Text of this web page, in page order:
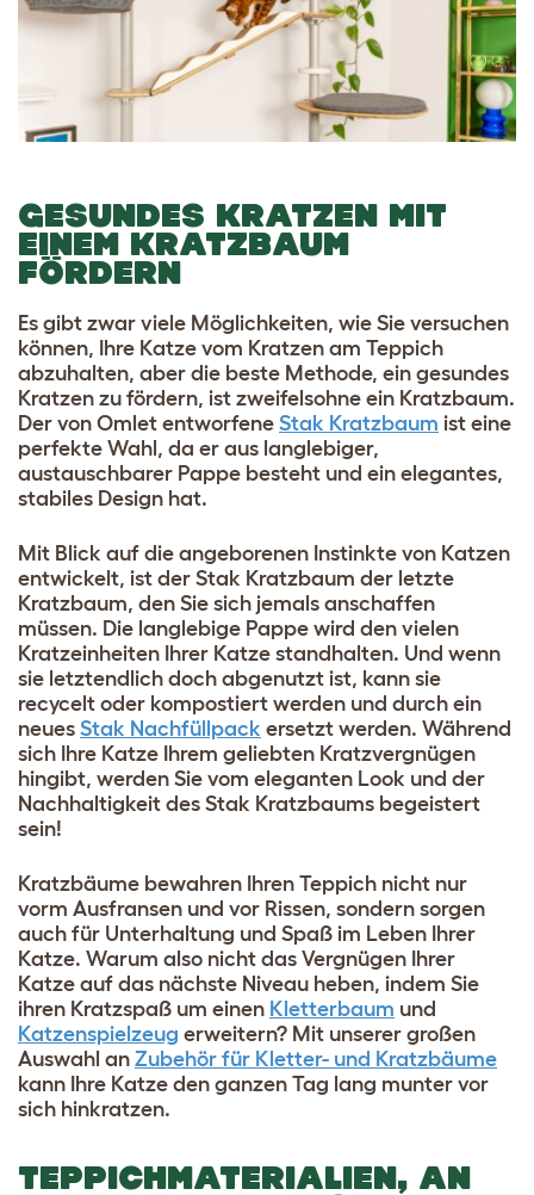
GESUNDES KRATZEN MIT
EINEM KRATZBAUM
FÖRDERN
Es gibt zwar viele Möglichkeiten, wie Sie versuchen
können, Ihre Katze vom Kratzen am Teppich
abzuhalten, aber die beste Methode, ein gesundes
Kratzen zu fördern, ist zweifelsohne ein Kratzbaum.
Der von Omlet entworfene Stak Kratzbaum ist eine
perfekte Wahl, da er aus langlebiger,
austauschbarer Pappe besteht und ein elegantes,
stabiles Design hat.
Mit Blick auf die angeborenen Instinkte von Katzen
entwickelt, ist der Stak Kratzbaum der letzte
Kratzbaum, den Sie sich jemals anschaffen
müssen. Die langlebige Pappe wird den vielen
Kratzeinheiten Ihrer Katze standhalten. Und wenn
sie letztendlich doch abgenutzt ist, kann sie
recycelt oder kompostiert werden und durch ein
neues Stak Nachfüllpack ersetzt werden. Während
sich Ihre Katze Ihrem geliebten Kratzvergnügen
hingibt, werden Sie vom eleganten Look und der
Nachhaltigkeit des Stak Kratzbaums begeistert
sein!
Kratzbäume bewahren Ihren Teppich nicht nur
vorm Ausfransen und vor Rissen, sondern sorgen
auch für Unterhaltung und Spaß im Leben Ihrer
Katze. Warum also nicht das Vergnügen Ihrer
Katze auf das nächste Niveau heben, indem Sie
ihren Kratzspaß um einen Kletterbaum und
Katzenspielzeug erweitern? Mit unserer großen
Auswahl an Zubehör für Kletter- und Kratzbäume
kann Ihre Katze den ganzen Tag lang munter vor
sich hinkratzen.
TEPPICHMATERIALIEN, AN